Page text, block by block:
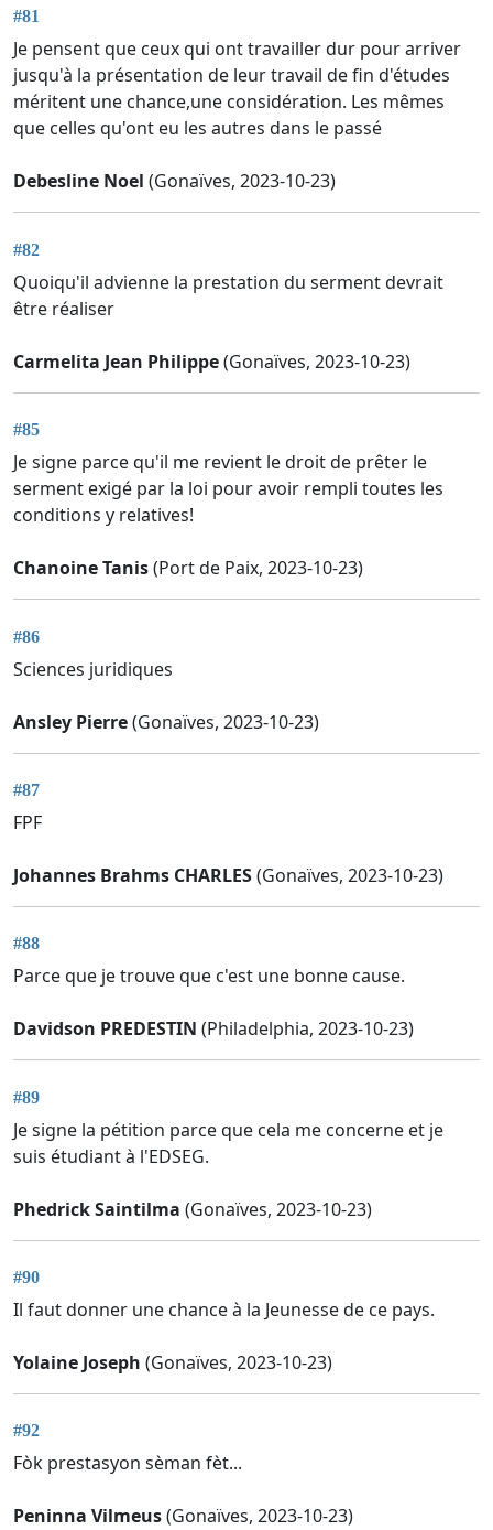
#81
Je pensent que ceux qui ont travailler dur pour arriver
jusqu'à la présentation de leur travail de fin d'études
méritent une chance,une considération. Les mêmes
que celles qu'ont eu les autres dans le passé
Debesline Noel (Gonaïves, 2023-10-23)
#82
Quoiqu'il advienne la prestation du serment devrait
être réaliser
Carmelita Jean Philippe(Gonaïves, 2023-10-23)
#85
Je signe parce qu'il me revient le droit de prêter le
serment exigé par la loi pour avoir rempli toutes les
conditions y relatives!
Chanoine Tanis(Port de Paix, 2023-10-23)
#86
Sciences juridiques
Ansley Pierre(Gonaïves, 2023-10-23)
#87
FPF
Johannes Brahms CHARLES(Gonaïves, 2023-10-23)
#88
Parce que je trouve que c'est une bonne cause.
Davidson PREDESTIN (Philadelphia, 2023-10-23)
#89
Je signe la pétition parce que cela me concerne et je
suis étudiant à l'EDSEG.
Phedrick Saintilma (Gonaïves, 2023-10-23)
#90
Il faut donner une chance à la Jeunesse de ce pays.
Yolaine Joseph (Gonaïves, 2023-10-23)
#92
Fòk prestasyon sèman fèt...
Peninna Vilmeus(Gonaïves, 2023-10-23)